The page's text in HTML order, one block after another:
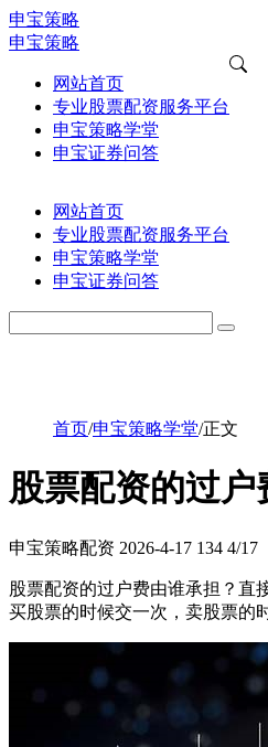
申宝策略
申宝策略
网站首页
专业股票配资服务平台
申宝策略学堂
申宝证券问答
网站首页
专业股票配资服务平台
申宝策略学堂
申宝证券问答
首页/申宝策略学堂/正文
股票配资的过户
申宝策略配资 2026-4-17 134 4/17
股票配资的过户费由谁承担？直
买股票的时候交一次，卖股票的